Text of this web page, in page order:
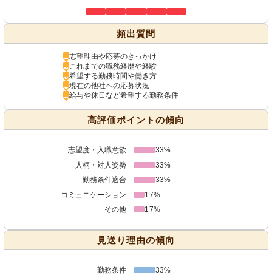
頻出質問
志望理由や応募のきっかけ
これまでの職務経歴や経験
希望する勤務時間や働き方
現在の他社への応募状況
給与や休日など希望する勤務条件
高評価ポイントの傾向
志望度・入職意欲
33%
人柄・対人姿勢
33%
勤務条件適合
33%
コミュニケーション
17%
その他
17%
見送り理由の傾向
勤務条件
33%